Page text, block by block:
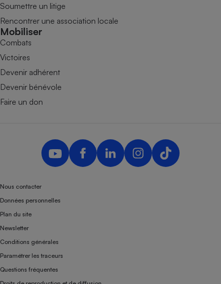
Soumettre un litige
Rencontrer une association locale
Mobiliser
Combats
Victoires
Devenir adhérent
Devenir bénévole
Faire un don
Nous contacter
Données personnelles
Plan du site
Newsletter
Conditions générales
Paramétrer les traceurs
Questions fréquentes